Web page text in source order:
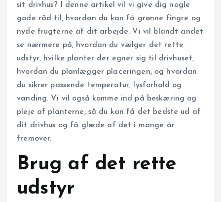
sit drivhus? I denne artikel vil vi give dig nogle
gode råd til, hvordan du kan få grønne fingre og
nyde frugterne af dit arbejde. Vi vil blandt andet
se nærmere på, hvordan du vælger det rette
udstyr, hvilke planter der egner sig til drivhuset,
hvordan du planlægger placeringen, og hvordan
du sikrer passende temperatur, lysforhold og
vanding. Vi vil også komme ind på beskæring og
pleje af planterne, så du kan få det bedste ud af
dit drivhus og få glæde af det i mange år
fremover.
Brug af det rette
udstyr